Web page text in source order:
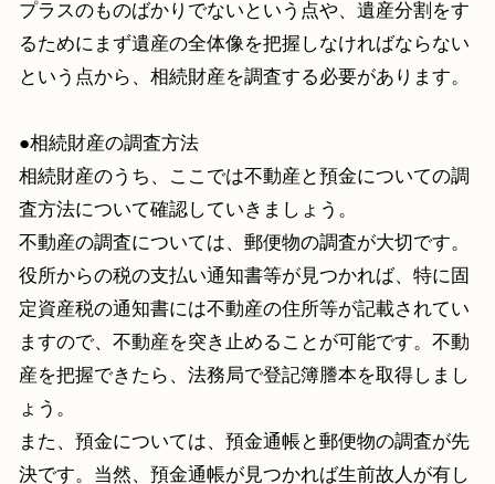
プラスのものばかりでないという点や、遺産分割をす
るためにまず遺産の全体像を把握しなければならない
という点から、相続財産を調査する必要があります。
●相続財産の調査方法
相続財産のうち、ここでは不動産と預金についての調
査方法について確認していきましょう。
不動産の調査については、郵便物の調査が大切です。
役所からの税の支払い通知書等が見つかれば、特に固
定資産税の通知書には不動産の住所等が記載されてい
ますので、不動産を突き止めることが可能です。不動
産を把握できたら、法務局で登記簿謄本を取得しまし
ょう。
また、預金については、預金通帳と郵便物の調査が先
決です。当然、預金通帳が見つかれば生前故人が有し